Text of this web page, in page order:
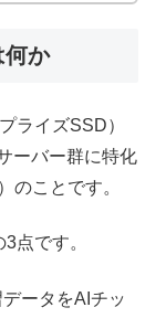
何か
ライズSSD）
ーバー群に特化
のことです。
点です。
ータをAIチッ